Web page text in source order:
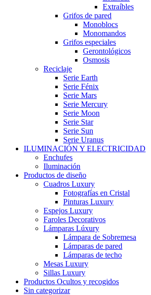
Extraíbles
Grifos de pared
Monoblocs
Monomandos
Grifos especiales
Gerontológicos
Osmosis
Reciclaje
Serie Earth
Serie Fénix
Serie Mars
Serie Mercury
Serie Moon
Serie Star
Serie Sun
Serie Uranus
ILUMINACIÓN Y ELECTRICIDAD
Enchufes
Iluminación
Productos de diseño
Cuadros Luxury
Fotografías en Cristal
Pinturas Luxury
Espejos Luxury
Faroles Decorativos
Lámparas Lúxury
Lámpara de Sobremesa
Lámparas de pared
Lámparas de techo
Mesas Luxury
Sillas Luxury
Productos Ocultos y recogidos
Sin categorizar